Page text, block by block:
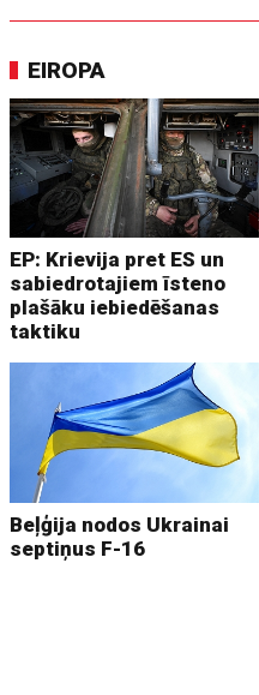
EIROPA
EP: Krievija pret ES un
sabiedrotajiem īsteno
plašāku iebiedēšanas
taktiku
Beļģija nodos Ukrainai
septiņus F-16